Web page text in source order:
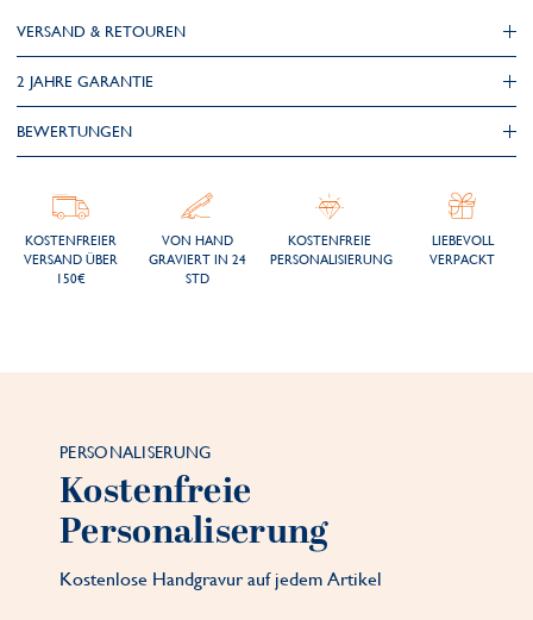
VERSAND & RETOUREN
2 JAHRE GARANTIE
BEWERTUNGEN
KOSTENFREIER
VERSAND ÜBER
150€
VON HAND
GRAVIERT IN 24
STD
KOSTENFREIE
PERSONALISIERUNG
LIEBEVOLL
VERPACKT
PERSONALISERUNG
Kostenfreie
Personaliserung
Kostenlose Handgravur auf jedem Artikel